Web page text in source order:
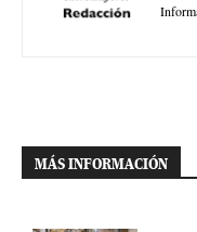
MÁS INFORMACIÓN